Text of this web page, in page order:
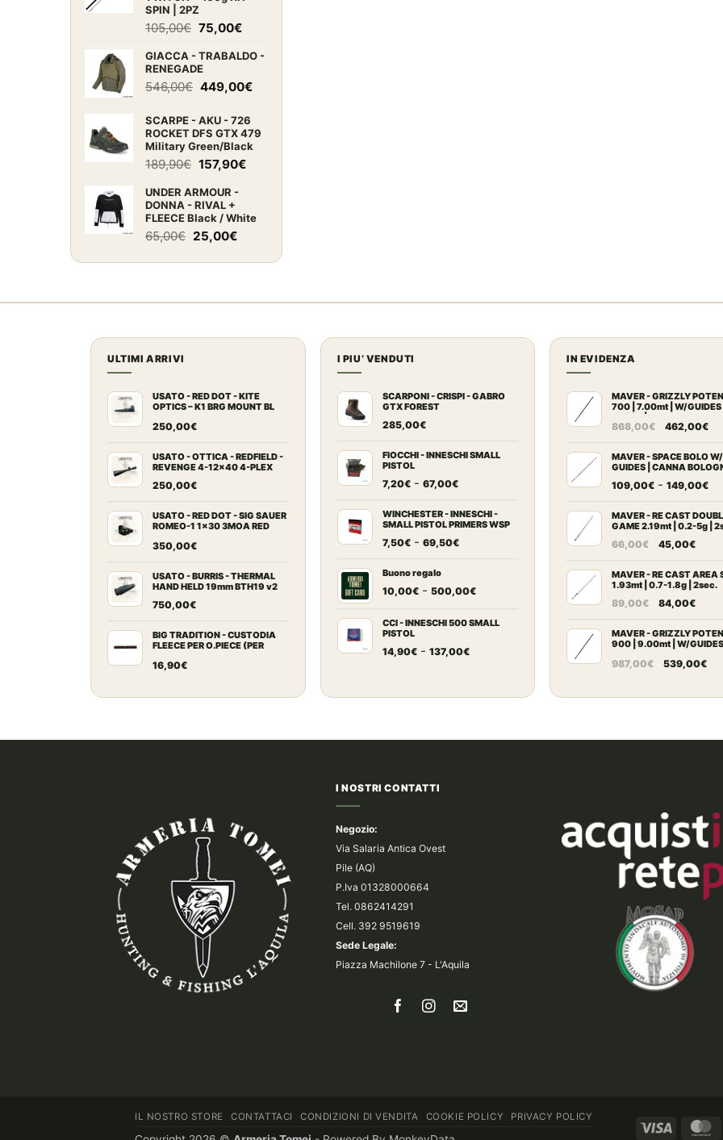
SPIN | 2PZ
105,00€ Il
originale
era:
105,00€.
75,00€Il
attuale
75,00€.
GIACCA - TRABALDO -
RENEGADE
546,00€ Il
originale
era:
546,00€.
449,00€Il
è:
449,00€.
SCARPE - AKU - 726
ROCKET DFS GTX 479
Military Green/Black
189,90€ Il
originale
era:
189,90€.
157,90€Il
è:
UNDER ARMOUR -
DONNA - RIVAL +
FLEECE Black / White
65,00€ Il
originale
65,00€.
25,00€Il
attuale
25,00€.
ULTIMI ARRIVI
USATO - RED DOT - KITE
OPTICS – K1 BRG MOUNT BL
250,00€
USATO - OTTICA - REDFIELD -
REVENGE 4-12x40 4-PLEX
250,00€
USATO - RED DOT - SIG SAUER
ROMEO-1 1x30 3MOA RED
350,00€
USATO - BURRIS - THERMAL
HAND HELD 19mm BTH19 v2
750,00€
BIG TRADITION - CUSTODIA
FLEECE PER O.PIECE (PER
16,90€
I PIU’ VENDUTI
SCARPONI - CRISPI - GABRO
GTX FOREST
285,00€
FIOCCHI - INNESCHI SMALL
PISTOL
7,20€ - 67,00€Fascia
prezzo:
da
7,20€
WINCHESTER - INNESCHI -
SMALL PISTOL PRIMERS WSP
7,50€ - 69,50€Fascia
da
a
Buono regalo
10,00€ - 500,00€Fascia
prezzo:
CCI - INNESCHI 500 SMALL
PISTOL
14,90€ - 137,00€Fascia
da
IN EVIDENZA
MAVER - GRIZZLY
700 | 7.00mt | W/GUIDES
BLOCK | Canna Trota
868,00€
Il
originale
era:
868,00€.
462,00€Il
è:
MAVER - SPACE BOLO
GUIDES | CANNA
109,00€ - 149,00€
da
MAVER - RE CAST
GAME 2.19mt | 0.2-5g |
66,00€
Il
originale
era:
66,00€.
45,00€Il
è:
MAVER - RE CAST AREA
1.93mt | 0.7-1.8g | 2sec.
89,00€
Il
originale
era:
89,00€.
84,00€Il
è:
MAVER - GRIZZLY
900 | 9.00mt | W/GUIDES
987,00€
Il
originale
539,00€Il
I NOSTRI CONTATTI
Negozio:
Via Salaria Antica Ovest
Pile (AQ)
P.Iva 01328000664
Tel. 0862414291
Cell. 392 9519619
Sede Legale:
Piazza Machilone 7 - L'Aquila
Visa
IL NOSTRO STORE CONTATTACI CONDIZIONI DI VENDITA COOKIE POLICY PRIVACY POLICY